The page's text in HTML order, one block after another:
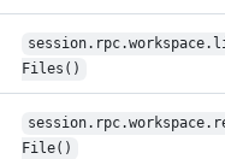
Files()
File()